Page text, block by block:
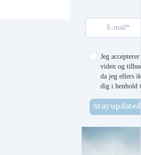
E-mail
Jeg
viden og
da jeg ellers
dig i henhold
Stay updated